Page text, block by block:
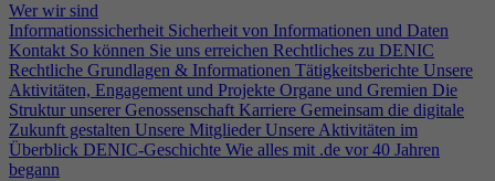
Wer wir sind
Informationssicherheit Sicherheit von Informationen und Daten
Kontakt So können Sie uns erreichen Rechtliches zu DENIC
Rechtliche Grundlagen & Informationen Tätigkeitsberichte Unsere
Aktivitäten, Engagement und Projekte Organe und Gremien Die
Struktur unserer Genossenschaft Karriere Gemeinsam die digitale
Zukunft gestalten Unsere Mitglieder Unsere Aktivitäten im
Überblick DENIC-Geschichte Wie alles mit .de vor 40 Jahren
begann